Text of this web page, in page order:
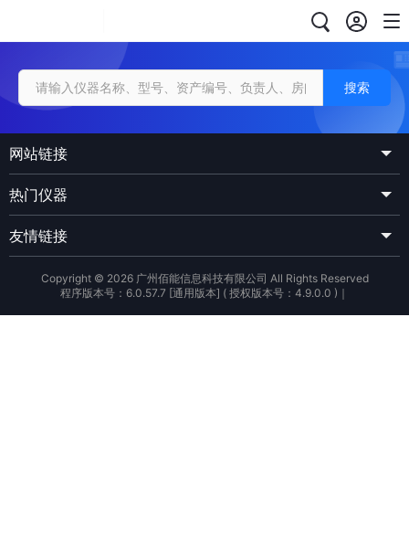
搜索
网站链接
热门仪器
友情链接
Copyright © 2026 广州佰能信息科技有限公司 All Rights Reserved
程序版本号：6.0.57.7 [通用版本] ( 授权版本号：4.9.0.0 ) ｜